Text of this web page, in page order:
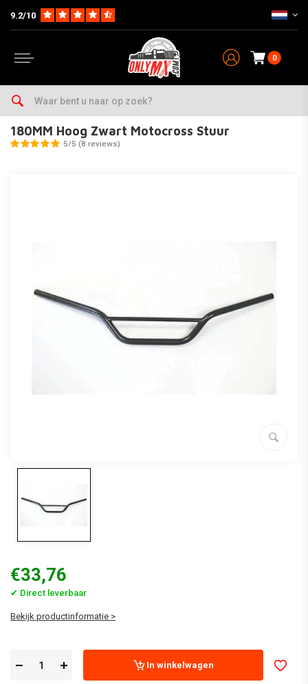
9.2/10
0
Home Stuur & Accesoires
180MM Hoog Zwart Motocross Stuur
5/5 (8 reviews)
€33,76
✔ Direct leverbaar
Bekijk productinformatie >
In winkelwagen